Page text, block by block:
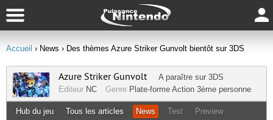
Accueil › News › Des thèmes Azure Striker Gunvolt bientôt sur 3DS
Azure Striker Gunvolt A paraître sur 3DS
Editeur NC Genre Plate-forme Action 3ème personne
Hub du jeu Tous les articles News Test Preview